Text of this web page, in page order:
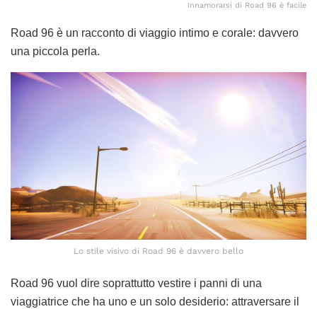
Innamorarsi di Road 96 è facile
Road 96 è un racconto di viaggio intimo e corale: davvero
una piccola perla.
Lo stile visivo di Road 96 è davvero bello
Road 96 vuol dire soprattutto vestire i panni di una
viaggiatrice che ha uno e un solo desiderio: attraversare il